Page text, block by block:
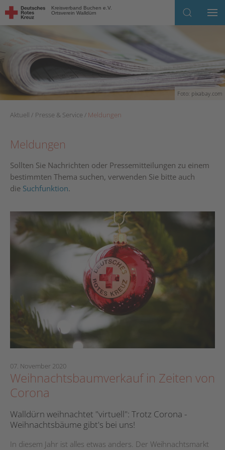
Skip to main content
Kreisverband Buchen e.V.
Ortsverein Walldürn
Foto: pixabay.com
Aktuell Presse & Service Meldungen
Meldungen
Sollten Sie Nachrichten oder Pressemitteilungen zu einem
bestimmten Thema suchen, verwenden Sie bitte auch
die Suchfunktion.
07. November 2020
Weihnachtsbaumverkauf in Zeiten von
Corona
Walldürn weihnachtet "virtuell": Trotz Corona -
Weihnachtsbäume gibt's bei uns!
In diesem Jahr ist alles etwas anders. Der Weihnachtsmarkt